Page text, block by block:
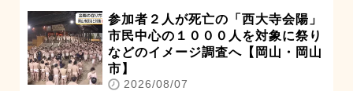
参加者２人が死亡の「西大寺会陽」
市民中心の１０００人を対象に祭り
などのイメージ調査へ【岡山・岡山
市】
2026/08/07